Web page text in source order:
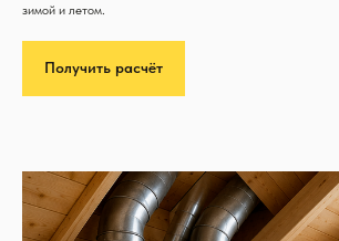
зимой и летом.
Получить расчёт